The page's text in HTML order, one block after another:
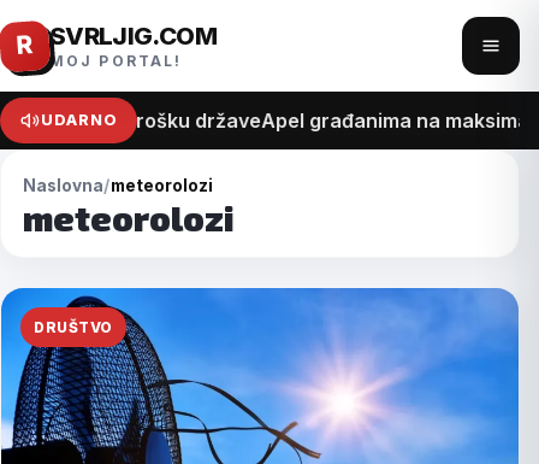
Pređi
na
sadržaj
R SVRLJIG.COM
MOJ PORTAL!
meni
UDARNO
recept o trošku državeApel građanima na
Naslovna meteorolozi
meteorolozi
DRUŠTVO